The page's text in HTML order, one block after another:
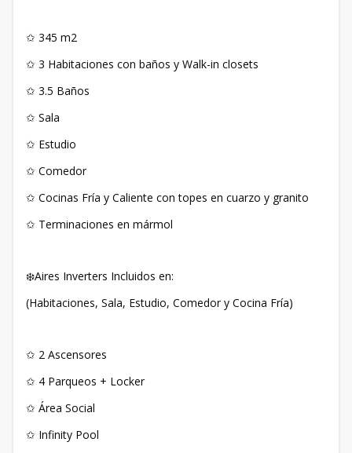
✩ 345 m2
✩ 3 Habitaciones con baños y Walk-in closets
✩ 3.5 Baños
✩ Sala
✩ Estudio
✩ Comedor
✩ Cocinas Fría y Caliente con topes en cuarzo y granito
✩ Terminaciones en mármol
❄️Aires Inverters Incluidos en:
(Habitaciones, Sala, Estudio, Comedor y Cocina Fría)
✩ 2 Ascensores
✩ 4 Parqueos + Locker
✩ Área Social
✩ Infinity Pool